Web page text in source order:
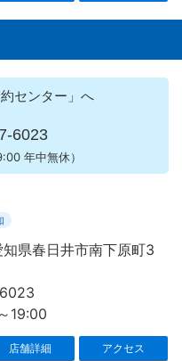
センター」へ
6023
年中無休）
県春日井市南下原町3
19:00
店舗詳細 アクセス